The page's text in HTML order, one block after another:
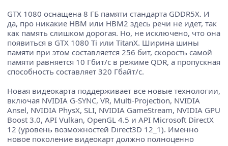
GTX 1080 оснащена 8 ГБ памяти стандарта GDDR5X. И
да, про никакие HBM или HBM2 здесь речи не идет, так
как память слишком дорогая. Но, не исключено, что она
появиться в GTX 1080 Ti или TitanX. Ширина шины
памяти при этом составляется 256 бит, скорость самой
памяти равняется 10 Гбит/с в режиме QDR, а пропускная
способность составляет 320 Гбайт/с.
Новая видеокарта поддерживает все новые технологии,
включая NVIDIA G-SYNC, VR, Multi-Projection, NVIDIA
Ansel, NVIDIA PhysX, SLI, NVIDIA GameStream, NVIDIA GPU
Boost 3.0, API Vulkan, OpenGL 4.5 и API Microsoft DirectX
12 (уровень возможностей Direct3D 12_1). Именно
новое поколение видеокарт должно полноценно